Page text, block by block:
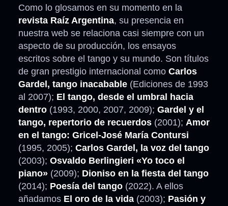
Como lo glosamos en su momento en la
revista Raíz Argentina, su presencia en
nuestra web se relaciona casi siempre con un
aspecto de su producción, los ensayos
escritos sobre el tango y su mundo. Son títulos
de gran prestigio internacional como Carlos
Gardel, tango inacabable (Ediciones de 1993
al 2007); El tango, desde el umbral hacia
dentro (1993, 2000, 2007, 2009); Gardel y el
tango, repertorio de recuerdos (2001); Amor
en el tango: Gricel-José María Contursi
(1995, 2005); Carlos Gardel, la voz del tango
(2003); Osvaldo Berlingieri «Yo toco el
piano» (2009); Dioniso en la fiesta del tango
(2014); Poesía del tango (2022). A ellos
añadamos El oro de la vida (2003); Pasión y